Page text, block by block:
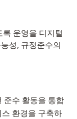
운영을 디지털
성, 규정준수의
준수 활동을 통합
환경을 구축하